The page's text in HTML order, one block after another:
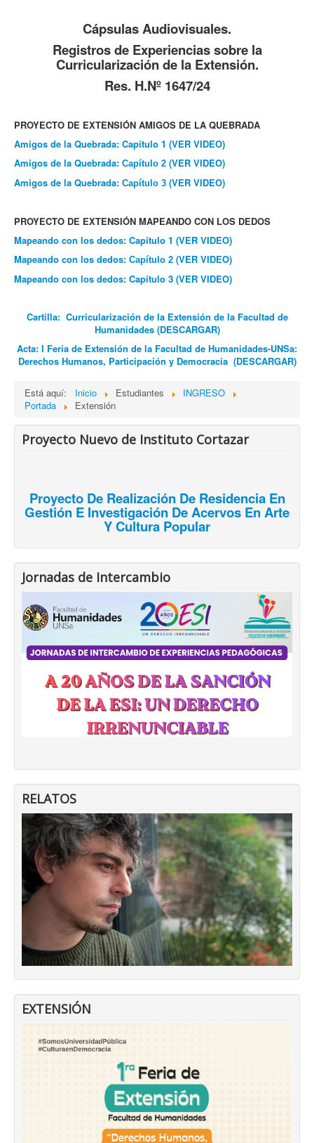
Cápsulas Audiovisuales.
Registros de Experiencias sobre la
Curricularización de la Extensión.
Res. H.Nº 1647/24
PROYECTO DE EXTENSIÓN AMIGOS DE LA QUEBRADA
Amigos de la Quebrada: Capítulo 1 (VER VIDEO)
Amigos de la Quebrada: Capítulo 2 (VER VIDEO)
Amigos de la Quebrada: Capítulo 3 (VER VIDEO)
PROYECTO DE EXTENSIÓN MAPEANDO CON LOS DEDOS
Mapeando con los dedos: Capítulo 1 (VER VIDEO)
Mapeando con los dedos: Capítulo 2 (VER VIDEO)
Mapeando con los dedos: Capítulo 3 (VER VIDEO)
Cartilla: Curricularización de la Extensión de la Facultad de
Humanidades (DESCARGAR)
Acta: I Feria de Extensión de la Facultad de Humanidades-UNSa:
Derechos Humanos, Participación y Democracia (DESCARGAR)
Está aquí: Inicio Estudiantes
INGRESO
Portada
Extensión
Proyecto Nuevo de Instituto Cortazar
Proyecto De Realización De Residencia En
Gestión E Investigación De Acervos En Arte
Y Cultura Popular
Jornadas de Intercambio
RELATOS
EXTENSIÓN